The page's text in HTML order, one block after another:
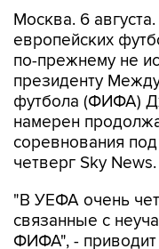
Москва. 6
европейских
по-прежнему не
президенту
футбола (ФИФА)
намерен
соревнования
четверг Sky News.
"В УЕФА очень
связанные с
ФИФА", -